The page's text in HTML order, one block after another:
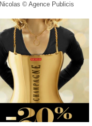
© Agence Publicis